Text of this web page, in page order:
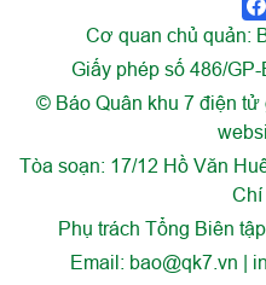
Cơ quan chủ quản:
Giấy phép số 486/
© Báo Quân khu 7 điện
Tòa soạn: 17/12 Hồ Văn
Chí
Phụ trách Tổng Biên
Email: bao@qk7.vn |